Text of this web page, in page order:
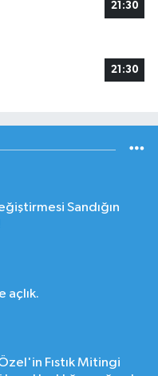
21:30
21:30
Sandığın
açlık.
Fıstık Mitingi